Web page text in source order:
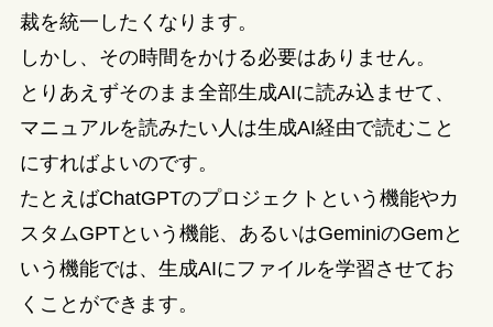
裁を統一したくなります。
しかし、その時間をかける必要はありません。
とりあえずそのまま全部生成AIに読み込ませて、
マニュアルを読みたい人は生成AI経由で読むこと
にすればよいのです。
たとえばChatGPTのプロジェクトという機能やカ
スタムGPTという機能、あるいはGeminiのGemと
いう機能では、生成AIにファイルを学習させてお
くことができます。